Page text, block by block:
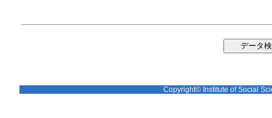
Copyright© Institute of Social